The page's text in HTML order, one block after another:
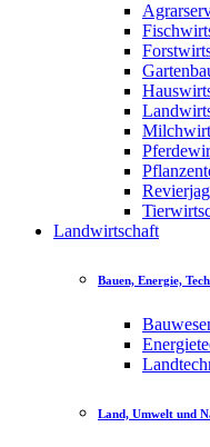
Landwirtschaft
Bauen, Energie,
Land, Umwelt und